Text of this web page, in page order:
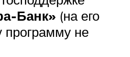
Банк» (на его
программу не